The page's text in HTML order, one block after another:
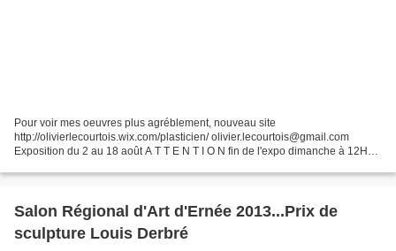
Pour voir mes oeuvres plus agréblement, nouveau site
http://olivierlecourtois.wix.com/plasticien/ olivier.lecourtois@gmail.com
Exposition du 2 au 18 août A T T E N T I O N fin de l'expo dimanche à 12H30
Salon Régional d'Art d'Ernée 2013...Prix de
sculpture Louis Derbré